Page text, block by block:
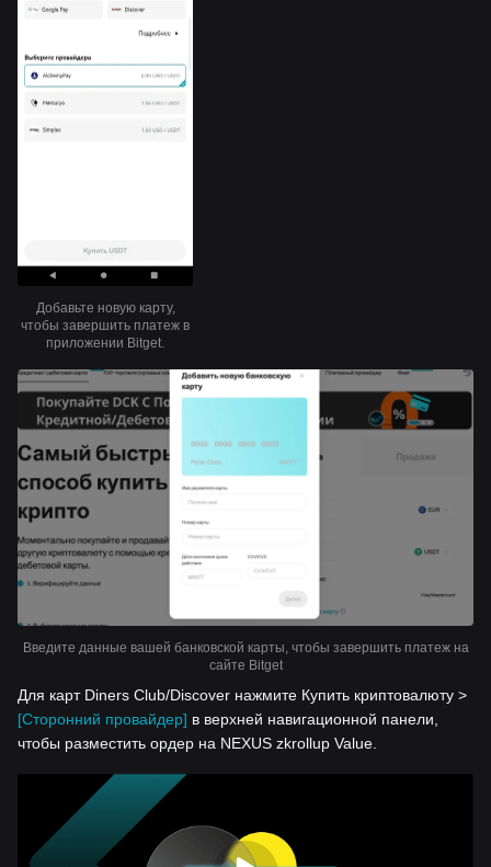
Добавьте новую карту,
чтобы завершить платеж в
приложении Bitget.
Введите данные вашей банковской карты, чтобы завершить платеж на
сайте Bitget
Для карт Diners Club/Discover нажмите Купить криптовалюту >
[Сторонний провайдер] в верхней навигационной панели,
чтобы разместить ордер на NEXUS zkrollup Value.